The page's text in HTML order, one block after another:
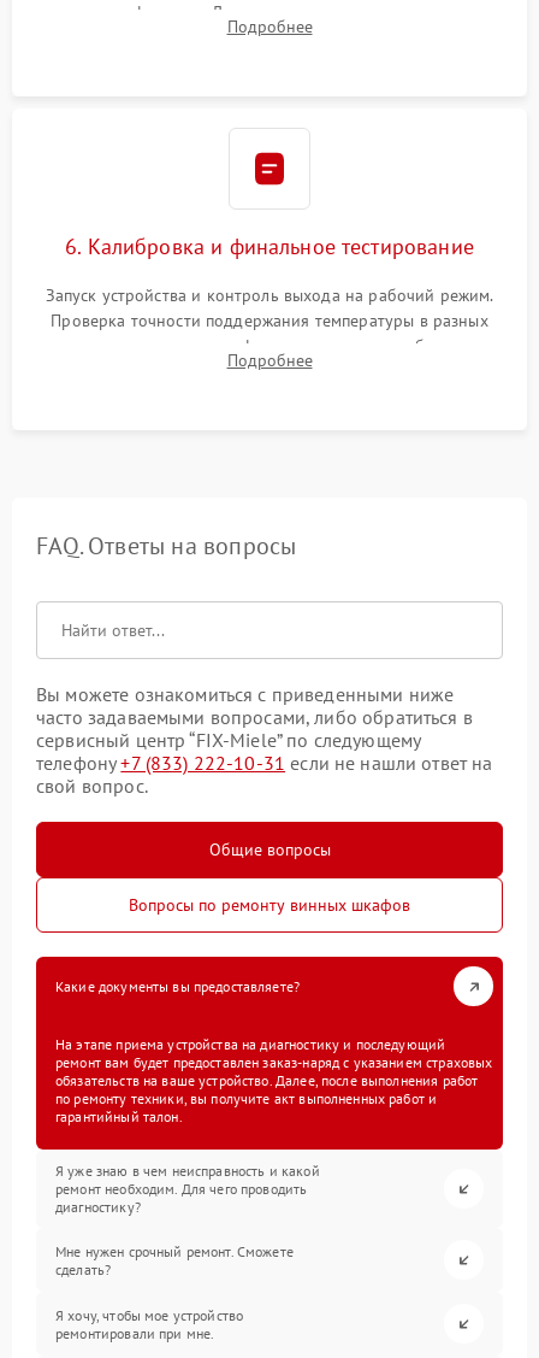
заправка фреоном. Для термоэлектрических — замена
термопасты и герметизация охлаждающего блока.
Подробнее
6. Калибровка и финальное тестирование
Запуск устройства и контроль выхода на рабочий режим.
Проверка точности поддержания температуры в разных
климатических зонах шкафа, оценка уровня стабильности
влажности и полного отсутствия вибраций корпуса.
Подробнее
FAQ. Ответы на вопросы
Вы можете ознакомиться с приведенными ниже
часто задаваемыми вопросами, либо обратиться в
сервисный центр “FIX-Miele” по следующему
телефону+7 (833) 222-10-31 если не нашли ответ на
свой вопрос.
Общие вопросы
Вопросы по ремонту винных шкафов
Какие документы вы предоставляете?
На этапе приема устройства на диагностику и последующий
ремонт вам будет предоставлен заказ-наряд с указанием страховых
обязательств на ваше устройство. Далее, после выполнения работ
по ремонту техники, вы получите акт выполненных работ и
гарантийный талон.
Я уже знаю в чем неисправность и какой
ремонт необходим. Для чего проводить
диагностику?
Мне нужен срочный ремонт. Сможете
сделать?
Я хочу, чтобы мое устройство
ремонтировали при мне.